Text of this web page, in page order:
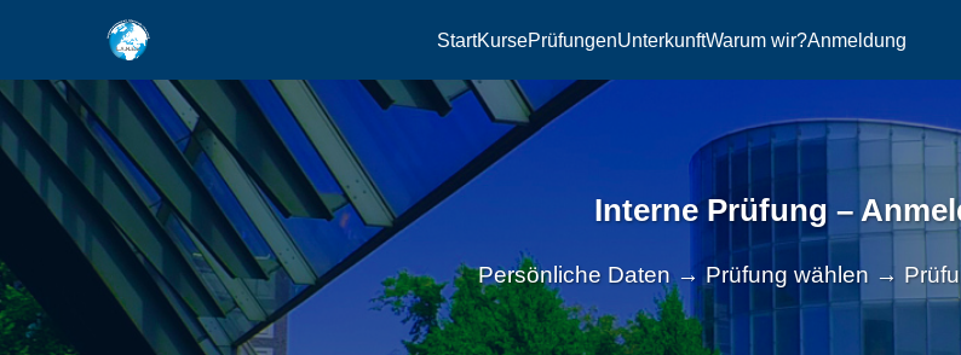
StartKursePrüfungenUnterkunftWarum wir?Anmeldung
Interne Prüfung –
Persönliche Daten → Prüfung wählen →